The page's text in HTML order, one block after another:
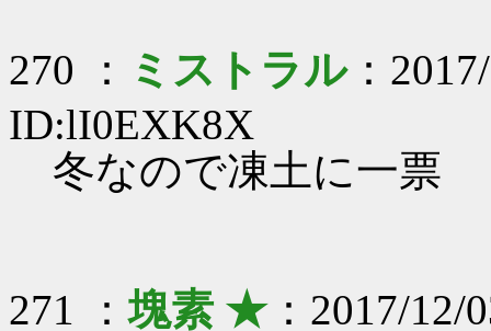
270 ： ミストラル：
ID:lI0EXK8X
冬なので凍土に一票
271 ：塊素 ★：2017/12/